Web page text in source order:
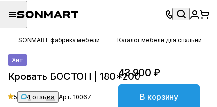
SONMART фабрика мебели Каталог мебели для спальни
Хит
Кровать БОСТОН | 180*200
5 4 отзыва Арт. 10067
43 900 ₽
В корзину